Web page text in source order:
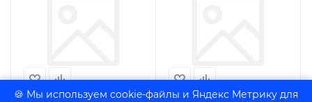
🍪 Мы используем cookie-файлы и Яндекс Метрику для